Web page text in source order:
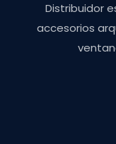
Distribuidor
accesorios